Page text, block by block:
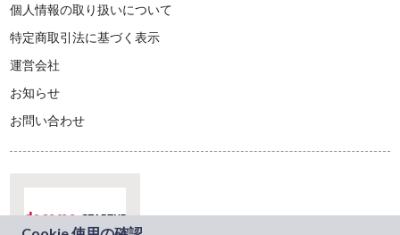
個人情報の取り扱いについて
特定商取引法に基づく表示
運営会社
お知らせ
お問い合わせ